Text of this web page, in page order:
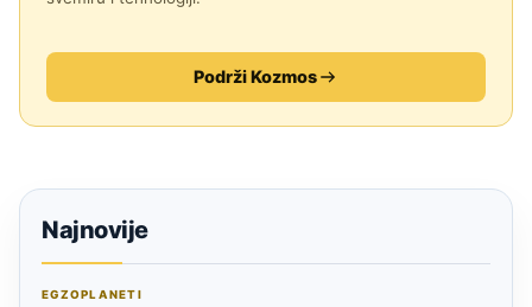
Podrži Kozmos
Najnovije
EGZOPLANETI